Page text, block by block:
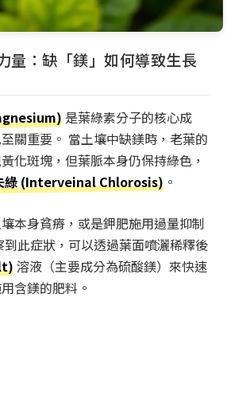
量：缺「鎂」如何導致生長
是葉綠素分子的核心成
關重要。 當土壤中缺鎂時，老葉的
化斑塊，但葉脈本身仍保持綠色，
綠 (Interveinal Chlorosis) 。
本身貧瘠，或是鉀肥施用過量抑制
此症狀，可以透過葉面噴灑稀釋後
溶液（主要成分為硫酸鎂）來快速
含鎂的肥料。